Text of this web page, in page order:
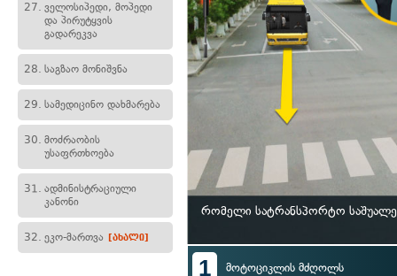
27. ველოსიპედი, მოპედი
და პირუტყვის
გადარეკვა
28. საგზაო მონიშვნა
29. სამედიცინო დახმარება
30. მოძრაობის
უსაფრთხოება
31. ადმინისტრაციული
კანონი
32. ეკო-მართვა [ახალი]
რომელი სატრანსპორტო
1 მოტოციკლის მძღოლს